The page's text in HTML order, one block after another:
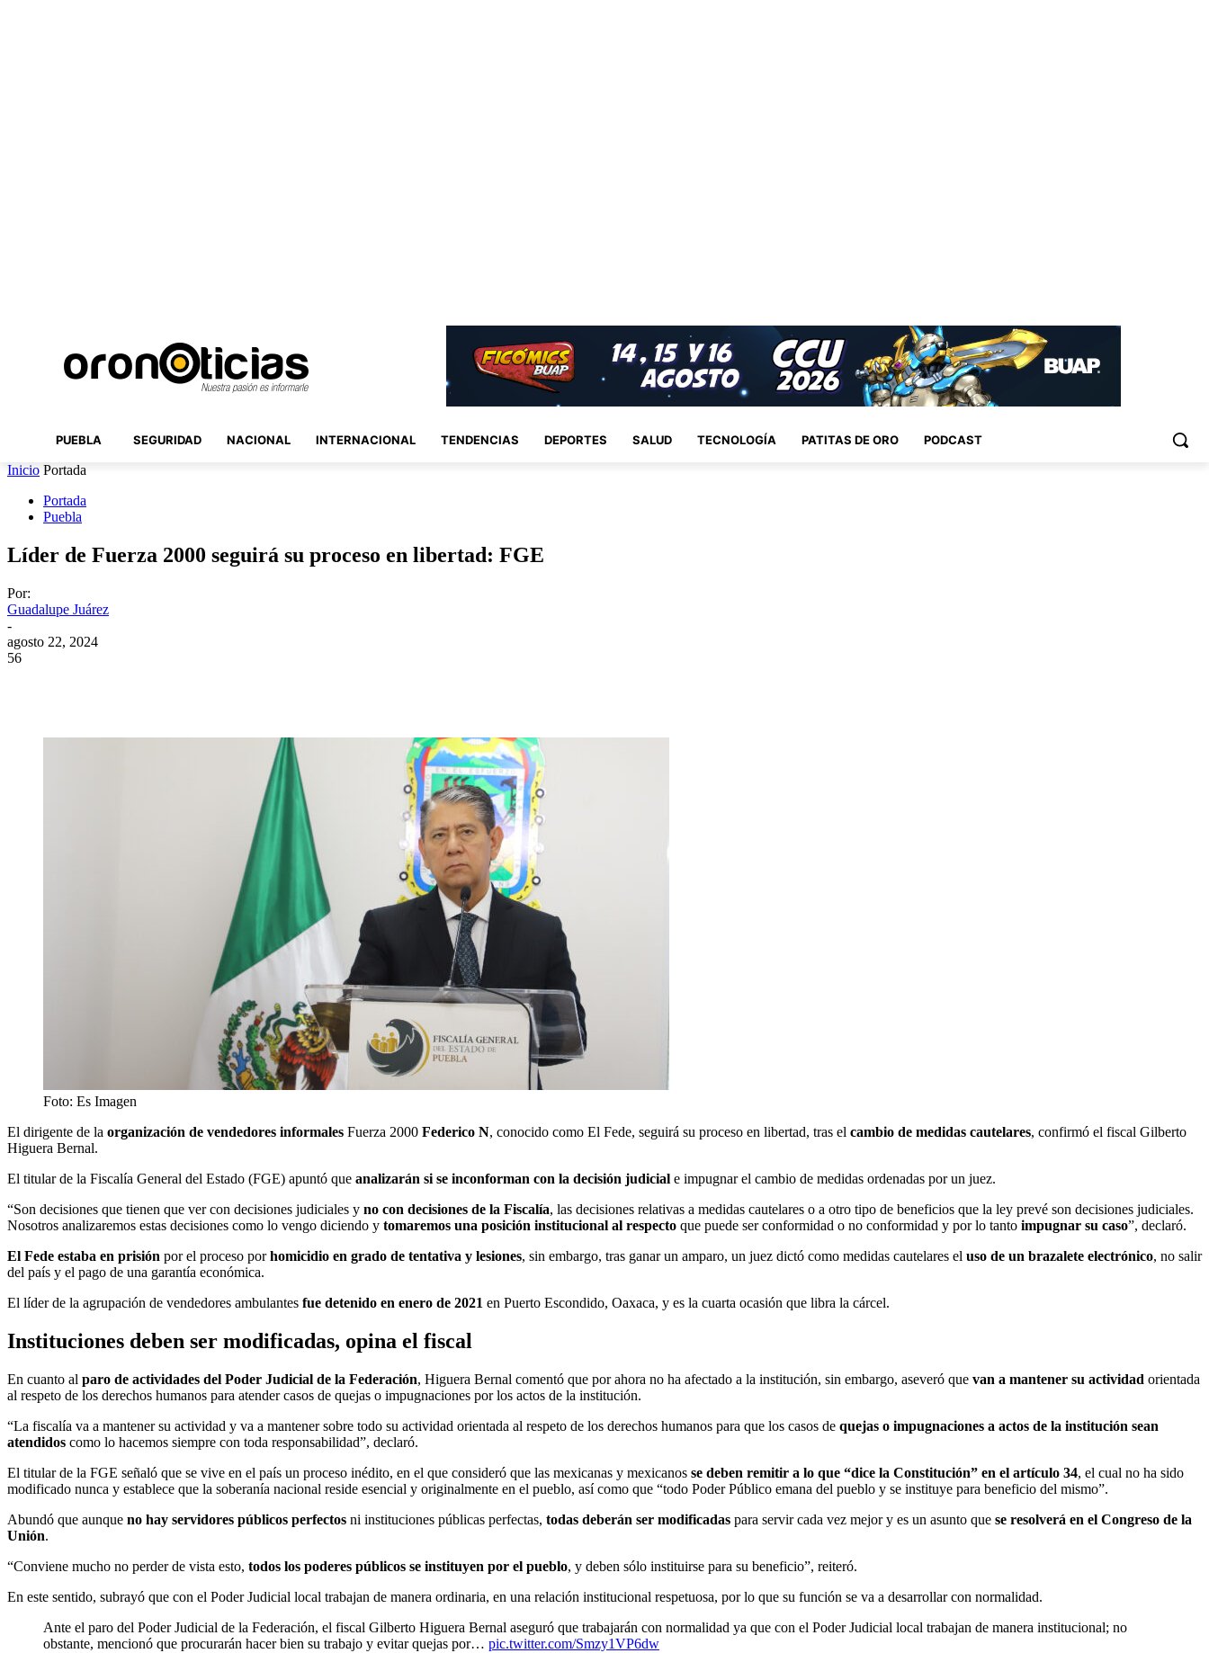
PUEBLA SEGURIDAD NACIONAL INTERNACIONAL TENDENCIAS DEPORTES SALUD TECNOLOGÍA PATITAS DE ORO PODCAST
Inicio Portada
Portada
Puebla
Líder de Fuerza 2000 seguirá su proceso en libertad: FGE
Por:
Guadalupe Juárez
-
agosto 22, 2024
56
Foto: Es Imagen
El dirigente de la organización de vendedores informales Fuerza 2000 Federico N, conocido como El Fede, seguirá su proceso en libertad, tras el cambio de medidas cautelares, confirmó el fiscal Gilberto
Higuera Bernal.
El titular de la Fiscalía General del Estado (FGE) apuntó que analizarán si se inconforman con la decisión judicial e impugnar el cambio de medidas ordenadas por un juez.
“Son decisiones que tienen que ver con decisiones judiciales y no con decisiones de la Fiscalía, las decisiones relativas a medidas cautelares o a otro tipo de beneficios que la ley prevé son decisiones judiciales.
Nosotros analizaremos estas decisiones como lo vengo diciendo y tomaremos una posición institucional al respecto que puede ser conformidad o no conformidad y por lo tanto impugnar su caso”, declaró.
El Fede estaba en prisión por el proceso porhomicidio en grado de tentativa y lesiones, sin embargo, tras ganar un amparo, un juez dictó como medidas cautelares el uso de un brazalete electrónico, no salir
del país y el pago de una garantía económica.
El líder de la agrupación de vendedores ambulantes fue detenido en enero de 2021 en Puerto Escondido, Oaxaca, y es la cuarta ocasión que libra la cárcel.
Instituciones deben ser modificadas, opina el fiscal
En cuanto al paro de actividades del Poder Judicial de la Federación, Higuera Bernal comentó que por ahora no ha afectado a la institución, sin embargo, aseveró que van a mantener su actividad orientada
al respeto de los derechos humanos para atender casos de quejas o impugnaciones por los actos de la institución.
“La fiscalía va a mantener su actividad y va a mantener sobre todo su actividad orientada al respeto de los derechos humanos para que los casos de quejas o impugnaciones a actos de la institución sean
atendidos como lo hacemos siempre con toda responsabilidad”, declaró.
El titular de la FGE señaló que se vive en el país un proceso inédito, en el que consideró que las mexicanas y mexicanos se deben remitir a lo que “dice la Constitución” en el artículo 34, el cual no ha sido
modificado nunca y establece que la soberanía nacional reside esencial y originalmente en el pueblo, así como que “todo Poder Público emana del pueblo y se instituye para beneficio del mismo”.
Abundó que aunque no hay servidores públicos perfectos ni instituciones públicas perfectas, todas deberán ser modificadas para servir cada vez mejor y es un asunto que se resolverá en el Congreso de la
Unión.
“Conviene mucho no perder de vista esto, todos los poderes públicos se instituyen por el pueblo, y deben sólo instituirse para su beneficio”, reiteró.
En este sentido, subrayó que con el Poder Judicial local trabajan de manera ordinaria, en una relación institucional respetuosa, por lo que su función se va a desarrollar con normalidad.
Ante el paro del Poder Judicial de la Federación, el fiscal Gilberto Higuera Bernal aseguró que trabajarán con normalidad ya que con el Poder Judicial local trabajan de manera institucional; no
obstante, mencionó que procurarán hacer bien su trabajo y evitar quejas por… pic.twitter.com/Smzy1VP6dw